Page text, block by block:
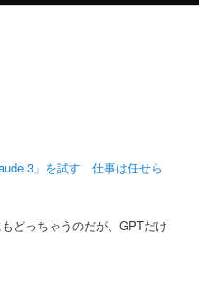
3」を試す 仕事は任せら
どっちゃうのだが、GPTだけ